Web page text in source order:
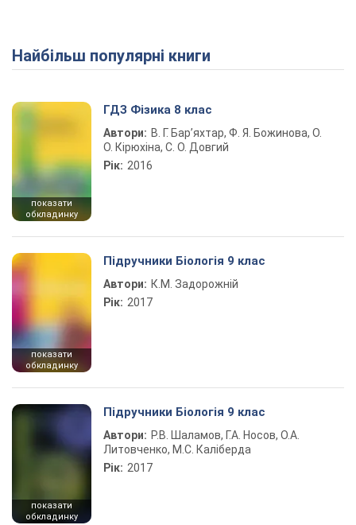
Найбільш популярні книги
показати
обкладинку
ГДЗ Фізика 8 клас
Автори: В. Г. Бар’яхтар, Ф. Я. Божинова, О.
О. Кірюхіна, С. О. Довгий
Рік: 2016
показати
обкладинку
Підручники Біологія 9 клас
Автори: К.М. Задорожній
Рік: 2017
показати
обкладинку
Підручники Біологія 9 клас
Автори: Р.В. Шаламов, Г.А. Носов, О.А.
Литовченко, М.С. Каліберда
Рік: 2017